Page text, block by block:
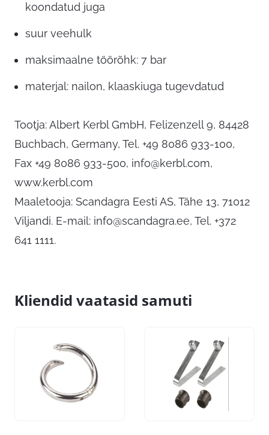
koondatud juga
suur veehulk
maksimaalne töörõhk: 7 bar
materjal: nailon, klaaskiuga tugevdatud
Tootja: Albert Kerbl GmbH, Felizenzell 9, 84428
Buchbach, Germany, Tel. +49 8086 933-100,
Fax +49 8086 933-500, info@kerbl.com,
www.kerbl.com
Maaletooja: Scandagra Eesti AS, Tähe 13, 71012
Viljandi. E-mail: info@scandagra.ee, Tel. +372
641 1111.
Kliendid vaatasid samuti